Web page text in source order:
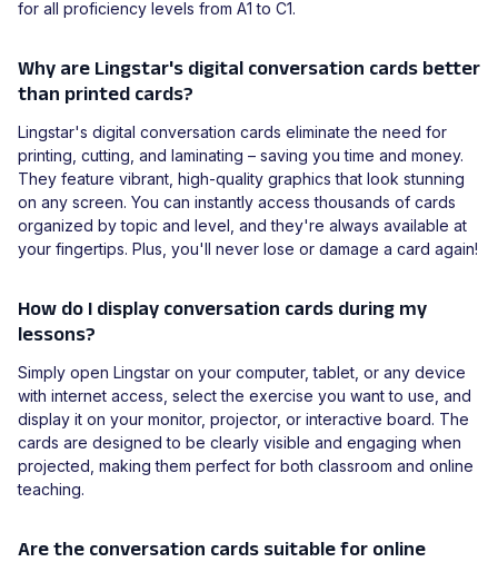
for all proficiency levels from A1 to C1.
Why are Lingstar's digital conversation cards better
than printed cards?
Lingstar's digital conversation cards eliminate the need for
printing, cutting, and laminating – saving you time and money.
They feature vibrant, high-quality graphics that look stunning
on any screen. You can instantly access thousands of cards
organized by topic and level, and they're always available at
your fingertips. Plus, you'll never lose or damage a card again!
How do I display conversation cards during my
lessons?
Simply open Lingstar on your computer, tablet, or any device
with internet access, select the exercise you want to use, and
display it on your monitor, projector, or interactive board. The
cards are designed to be clearly visible and engaging when
projected, making them perfect for both classroom and online
teaching.
Are the conversation cards suitable for online